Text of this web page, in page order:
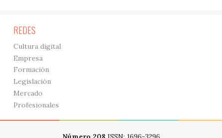
REDES
Cultura digital
Empresa
Formación
Legislación
Mercado
Profesionales